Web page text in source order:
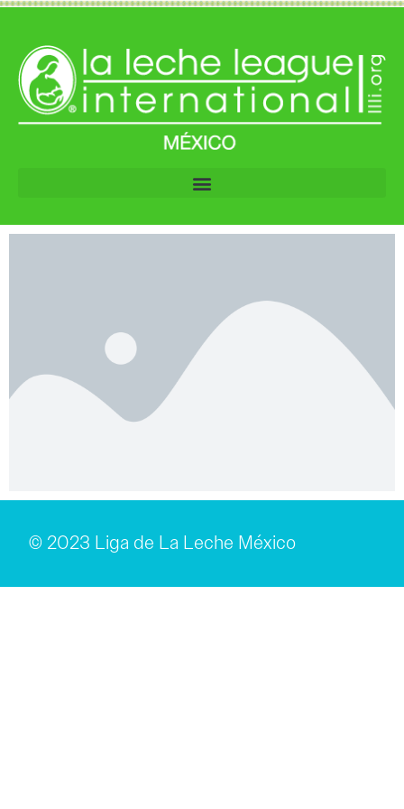
© 2023 Liga de La Leche México